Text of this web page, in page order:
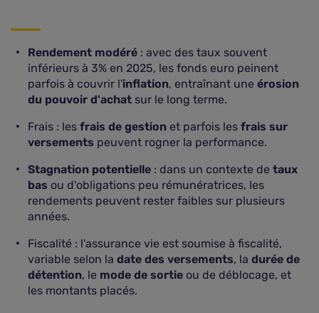
Rendement modéré : avec des taux souvent
inférieurs à 3% en 2025, les fonds euro peinent
parfois à couvrir l'inflation, entraînant une érosion
du pouvoir d'achat sur le long terme.
Frais : les frais de gestion et parfois les frais sur
versements peuvent rogner la performance.
Stagnation potentielle : dans un contexte de taux
bas ou d'obligations peu rémunératrices, les
rendements peuvent rester faibles sur plusieurs
années.
Fiscalité : l'assurance vie est soumise à fiscalité,
variable selon la date des versements, la durée de
détention, le mode de sortie ou de déblocage, et
les montants placés.